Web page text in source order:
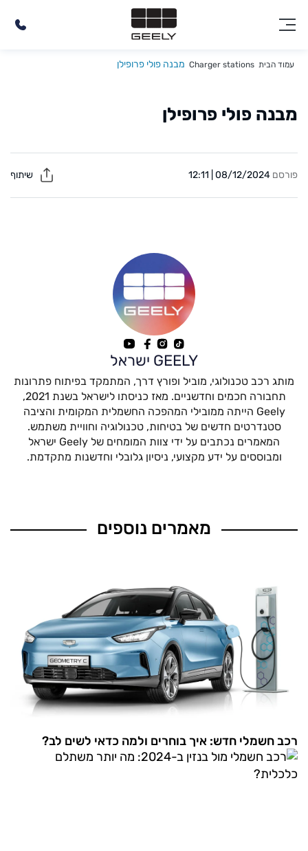
עמוד הבית Charger stations מבנה פולי פרופילן
מבנה פולי פרופילן
פורסם 08/12/2024 | 12:11
GEELY ישראל
מותג רכב טכנולוגי, מוביל ופורץ דרך, המתמקד בפיתוח פתרונות
תחבורה חכמים וחדשניים. מאז כניסתו לישראל בשנת 2021,
Geely הייתה ממובילי המהפכה החשמלית המקומית והציבה
סטנדרטים חדשים של בטיחות, טכנולוגיה וחוויית משתמש.
המאמרים נכתבים על ידי צוות המומחים של Geely ישראל
ומבוססים על ידע מקצועי, ניסיון גלובלי וחדשנות מתקדמת.
מאמרים נוספים
רכב חשמלי חדש: איך בוחרים ולמה כדאי לשים לב?